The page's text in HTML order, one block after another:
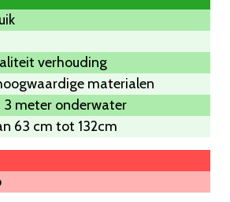
verhouding
materialen
meter onderwater
63 cm tot 132cm